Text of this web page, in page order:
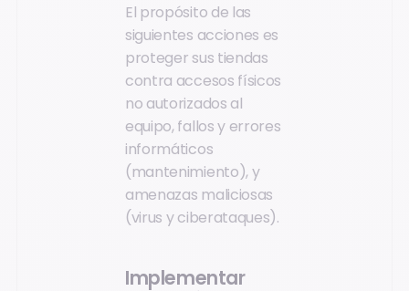
El propósito de las
siguientes acciones es
proteger sus tiendas
contra accesos físicos
no autorizados al
equipo, fallos y errores
informáticos
(mantenimiento), y
amenazas maliciosas
(virus y ciberataques).
Implementar